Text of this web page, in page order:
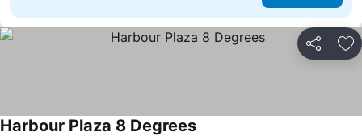
分享 放
Harbour Plaza 8 Degrees